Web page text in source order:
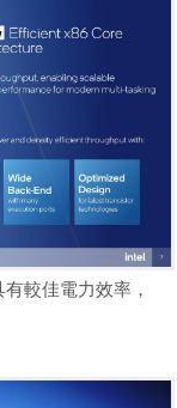
較佳電力效率，